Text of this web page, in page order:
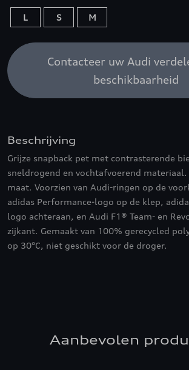
L S M
Contacteer uw Audi
beschikbaarheid
Beschrijving
Grijze snapback pet met contrasterende
sneldrogend en vochtafvoerend materiaal.
maat. Voorzien van Audi-ringen op de
adidas Performance-logo op de klep,
logo achteraan, en Audi F1® Team- en
zijkant. Gemaakt van 100% gerecycled
op 30°C, niet geschikt voor de droger.
Aanbevolen